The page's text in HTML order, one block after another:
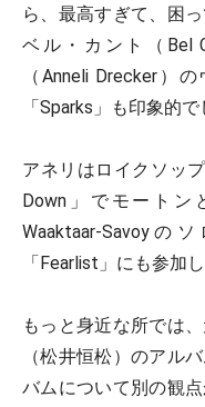
ら、最高すぎて、困
ベル・カント（Bel
（Anneli Drecker）
「Sparks」も印象的で
アネリはロイクソッ
Down」でモートン
Waaktaar-Savoyの
「Fearlist」にも参加
もっと身近な所では
（松井恒松）のアル
バムについて別の観